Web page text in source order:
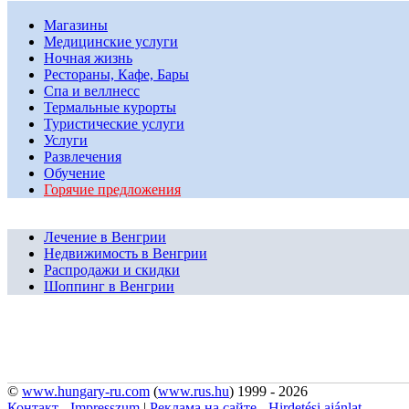
Магазины
Медицинские услуги
Ночная жизнь
Рестораны, Кафе, Бары
Спа и веллнесс
Термальные курорты
Туристические услуги
Услуги
Развлечения
Обучение
Горячие предложения
Лечение в Венгрии
Недвижимость в Венгрии
Распродажи и скидки
Шоппинг в Венгрии
© www.hungary-ru.com (www.rus.hu) 1999 - 2026